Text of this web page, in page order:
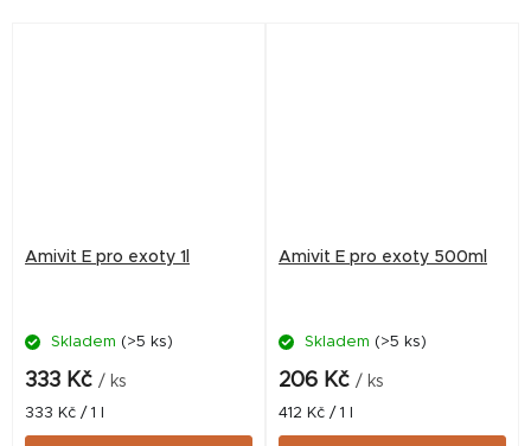
Amivit E pro exoty 1l
Skladem (>5 ks)
333 Kč / ks
Měrná
cena:
333 Kč / 1 l
Amivit E pro exoty 500ml
Skladem (>5 ks)
206 Kč / ks
Měrná
cena:
412 Kč / 1 l